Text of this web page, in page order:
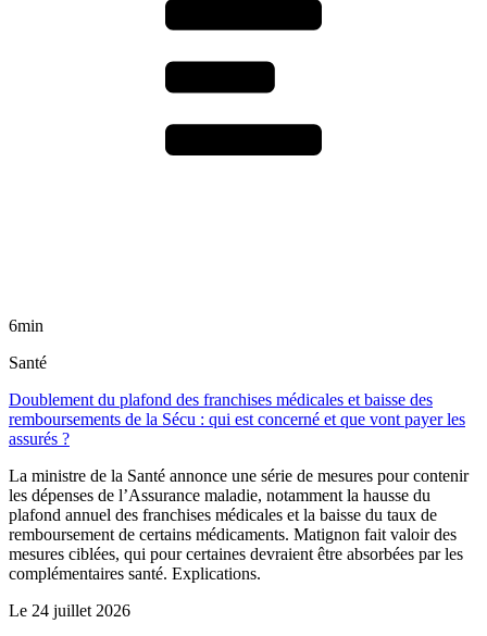
6min
Santé
Doublement du plafond des franchises médicales et baisse des
remboursements de la Sécu : qui est concerné et que vont payer les
assurés ?
La ministre de la Santé annonce une série de mesures pour contenir
les dépenses de l’Assurance maladie, notamment la hausse du
plafond annuel des franchises médicales et la baisse du taux de
remboursement de certains médicaments. Matignon fait valoir des
mesures ciblées, qui pour certaines devraient être absorbées par les
complémentaires santé. Explications.
Le 24 juillet 2026